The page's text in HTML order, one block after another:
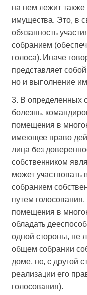
на нем лежит
имущества. Это, в
обязанность
собранием
голоса). Иначе
представляет
но и выполнение
3. В определенных
болезнь,
помещения в
имеющее право
лица без
собственником
может
собранием
путем
помещения в
обладать
одной стороны, не
общем собрании
доме, но, с другой
реализации его
голосования).